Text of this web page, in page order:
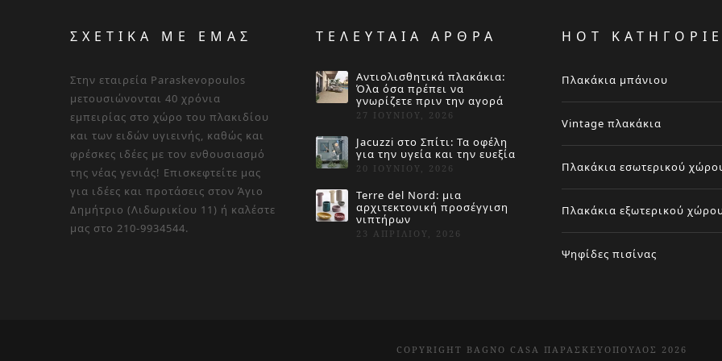
ΣΧΕΤΙΚΑ ΜΕ ΕΜΑΣ
Στην εταιρεία Paraskevopoulos
μετουσιώνονται 40 χρόνια
εμπειρίας στο χώρο του πλακιδίου
και των ειδών υγιεινής, καθώς και
φρέσκες ιδέες με τον ενθουσιασμό
της νέας γενιάς! Επισκεφτείτε μας
για ιδέες και προτάσεις στον Άγιο
Δημήτριο (Λιδωρικίου 11) ή καλέστε
μας στο 210-9934544.
ΤΕΛΕΥΤΑΙΑ ΑΡΘΡΑ
Αντιολισθητικά πλακάκια:
Όλα όσα πρέπει να
γνωρίζετε πριν την αγορά
27 ΙΟΥΝΊΟΥ, 2026
Jacuzzi στο Σπίτι: Τα οφέλη
για την υγεία και την ευεξία
20 ΙΟΥΝΊΟΥ, 2026
Terre del Nord: μια
αρχιτεκτονική προσέγγιση
νιπτήρων
23 ΑΠΡΙΛΊΟΥ, 2026
HOT
Πλακάκια μπάνιου
Vintage πλακάκια
Πλακάκια εσωτερικού
Πλακάκια εξωτερικού
Ψηφίδες πισίνας
COPYRIGHT BAGNO CASA ΠΑΡΑΣΚΕΥΌΠΟΥΛΟΣ 2026